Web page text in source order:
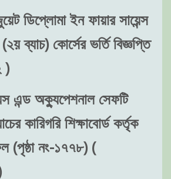
ডিপ্লোমা ইন ফায়ার সায়েন্স
ব্যাচ) কোর্সের ভর্তি বিজ্ঞপ্তি
)
এন্ড অক্যুপেশনাল সেফটি
কারিগরি শিক্ষাবোর্ড কর্তৃক
(পৃষ্ঠা নং-১৭৭৮) (